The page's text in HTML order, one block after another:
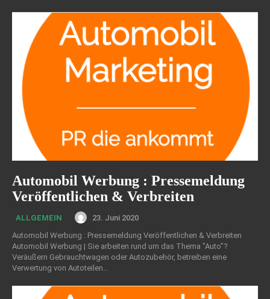
Automobil Werbung : Pressemeldung
Veröffentlichen & Verbreiten
ALLGEMEIN
23. Juni 2020
Automobil Werbung : Pressemeldung Veröffentlichen & Verbreiten
Automobil Werbung | Sie arbeiten rund um das Thema "Auto"?
Veräußern Gebrauchtwagen oder Autozubehör, betreiben eine
Verwertung von Autoteilen...